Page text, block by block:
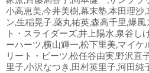
小高恵美,今井美樹,幕末塾,本田理沙
ン,生稲晃子,薬丸祐英,森高千里,爆
ト・スライダーズ,井上陽水,泉谷し
ーハーツ,横山輝一,松下里美,マイケ
リート・ビーツ,松任谷由実,野沢直
里子,小沢なつき,田村英里子,河田